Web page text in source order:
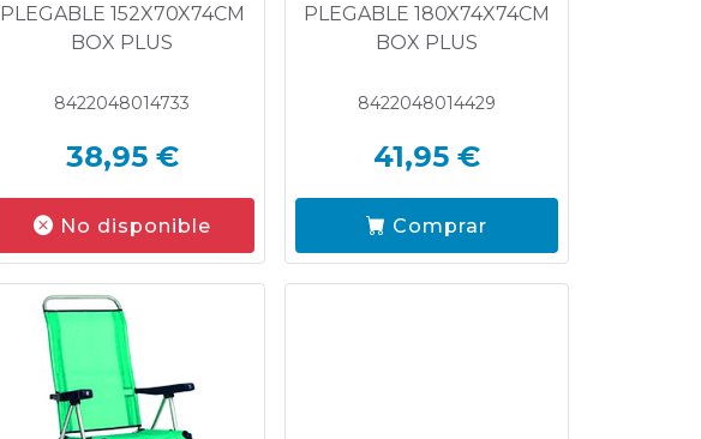
PLEGABLE 152X70X74CM
BOX PLUS
8422048014733
38,95 €
No disponible
PLEGABLE 180X74X74CM
BOX PLUS
8422048014429
41,95 €
Comprar